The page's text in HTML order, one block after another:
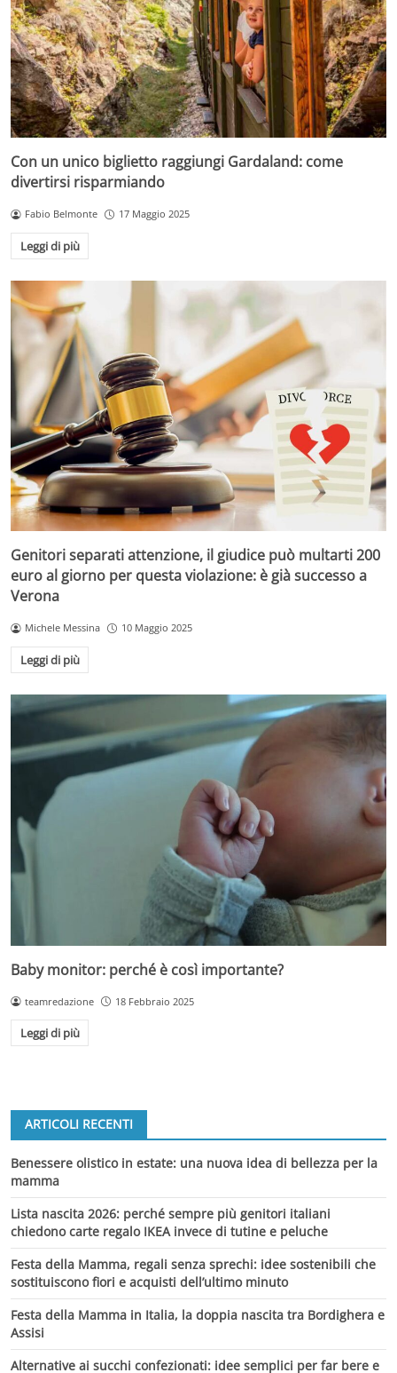
Con un unico biglietto raggiungi Gardaland: come
divertirsi risparmiando
Fabio Belmonte 17 Maggio 2025
Leggi di più
Genitori separati attenzione, il giudice può multarti 200
euro al giorno per questa violazione: è già successo a
Verona
Michele Messina 10 Maggio 2025
Leggi di più
Baby monitor: perché è così importante?
teamredazione 18 Febbraio 2025
Leggi di più
ARTICOLI RECENTI
Benessere olistico in estate: una nuova idea di bellezza per la
mamma
Lista nascita 2026: perché sempre più genitori italiani
chiedono carte regalo IKEA invece di tutine e peluche
Festa della Mamma, regali senza sprechi: idee sostenibili che
sostituiscono fiori e acquisti dell’ultimo minuto
Festa della Mamma in Italia, la doppia nascita tra Bordighera e
Assisi
Alternative ai succhi confezionati: idee semplici per far bere e